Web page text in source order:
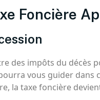
Foncière
des impôts du décès
vous guider dans
la taxe foncière